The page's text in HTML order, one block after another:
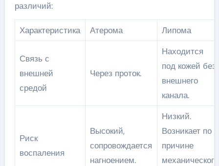
различий:
Характеристика Атерома Липома
Связь с
внешней
средой
Через проток.
Находится
под кожей без
внешнего
канала.
Риск
воспаления
Высокий,
сопровождается
нагноением.
Низкий.
Возникает по
причине
механического